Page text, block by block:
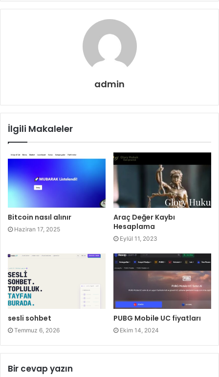
admin
İlgili Makaleler
Bitcoin nasıl alınır
Haziran 17, 2025
Araç Değer Kaybı
Hesaplama
Eylül 11, 2023
sesli sohbet
Temmuz 6, 2026
PUBG Mobile UC fiyatları
Ekim 14, 2024
Bir cevap yazın